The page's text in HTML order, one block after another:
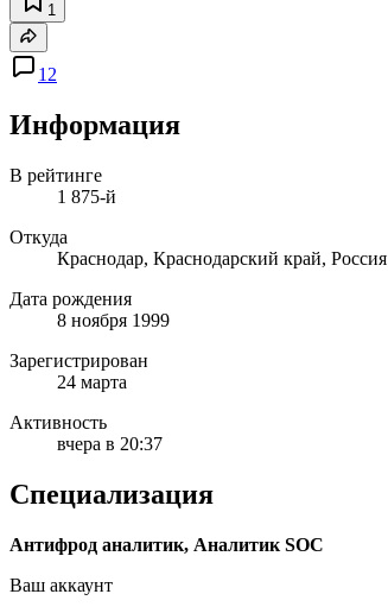
1
12
Информация
В рейтинге
1 875-й
Откуда
Краснодар, Краснодарский край, Россия
Дата рождения
8 ноября 1999
Зарегистрирован
24 марта
Активность
вчера в 20:37
Специализация
Антифрод аналитик, Аналитик SOC
Ваш аккаунт